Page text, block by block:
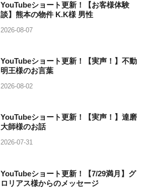
YouTubeショート更新！【お客様体験
談】熊本の物件 K.K様 男性
2026-08-07
YouTubeショート更新！【実声！】不動
明王様のお言葉
2026-08-02
YouTubeショート更新！【実声！】達磨
大師様のお話
2026-07-31
YouTubeショート更新！【7/29満月】グ
ロリアス様からのメッセージ